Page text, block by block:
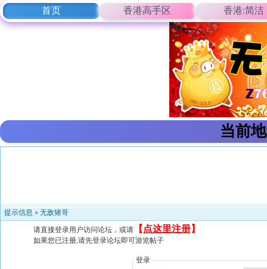
首页 香港高手区 香港:简洁
当前
提示信息 » 无敌猪哥
请直接登录用户访问论坛，或请 【 点这里注册】
如果您已注册,请先登录论坛即可游览帖子
登录